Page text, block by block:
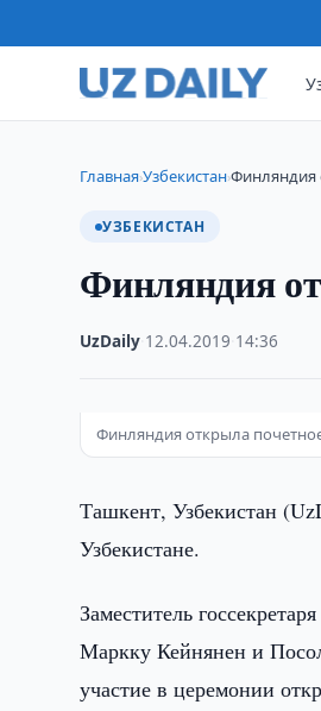
Главная›Узбекистан›Финляндия
УЗБЕКИСТАН
Финляндия
UzDaily 12.04.2019 14:36
Финляндия открыла
Ташкент, Узбекистан
Узбекистане.
Заместитель
Маркку Кейнянен и
участие в церемонии